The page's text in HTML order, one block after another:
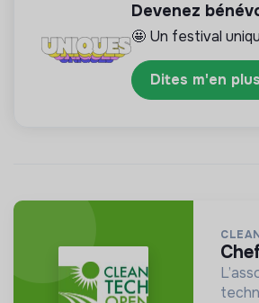
Devenez
🤩 Un festival
Dites m'en